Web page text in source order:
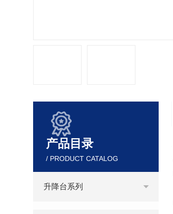
产品目录
/ PRODUCT CATALOG
升降台系列